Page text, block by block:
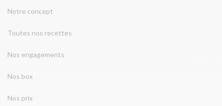
Notre concept
Toutes nos recettes
Nos engagements
Nos box
Nos prix